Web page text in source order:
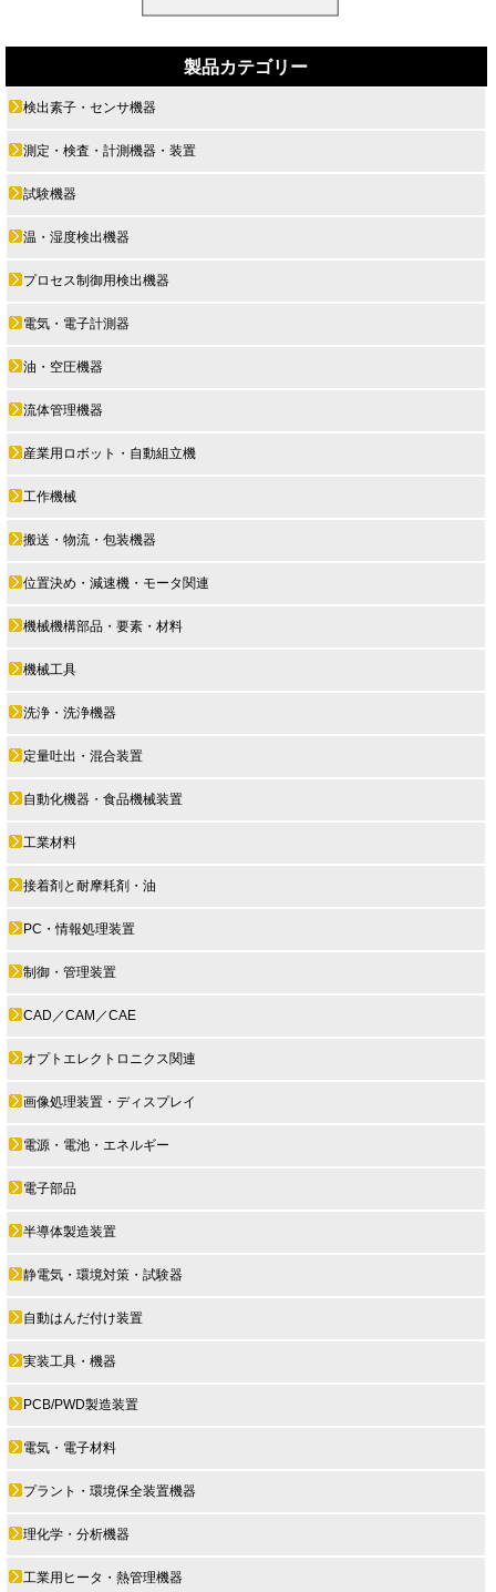
製品カテゴリー
検出素子・センサ機器
測定・検査・計測機器・装置
試験機器
温・湿度検出機器
プロセス制御用検出機器
電気・電子計測器
油・空圧機器
流体管理機器
産業用ロボット・自動組立機
工作機械
搬送・物流・包装機器
位置決め・減速機・モータ関連
機械機構部品・要素・材料
機械工具
洗浄・洗浄機器
定量吐出・混合装置
自動化機器・食品機械装置
工業材料
接着剤と耐摩耗剤・油
PC・情報処理装置
制御・管理装置
CAD／CAM／CAE
オプトエレクトロニクス関連
画像処理装置・ディスプレイ
電源・電池・エネルギー
電子部品
半導体製造装置
静電気・環境対策・試験器
自動はんだ付け装置
実装工具・機器
PCB/PWD製造装置
電気・電子材料
プラント・環境保全装置機器
理化学・分析機器
工業用ヒータ・熱管理機器